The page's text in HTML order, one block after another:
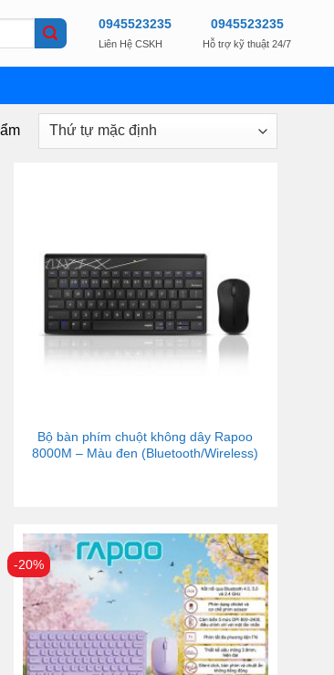
0945523235
Liên Hệ CSKH
0945523235
Hỗ trợ kỹ thuật 24/7
Bộ bàn phím chuột không dây Rapoo
8000M – Màu đen (Bluetooth/Wireless)
-20%